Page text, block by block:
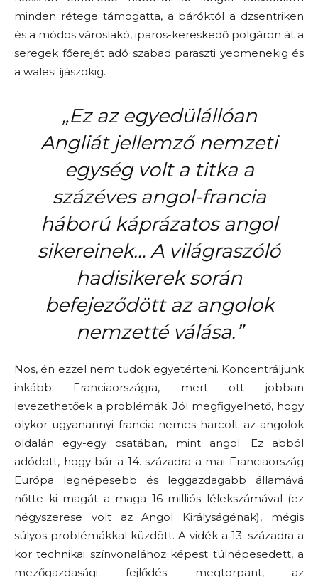
minden rétege támogatta, a báróktól a dzsentriken
és a módos városlakó, iparos-kereskedő polgáron át a
seregek főerejét adó szabad paraszti yeomenekig és
a walesi íjászokig.
„Ez az egyedülállóan
Angliát jellemző nemzeti
egység volt a titka a
százéves angol-francia
háború káprázatos angol
sikereinek… A világraszóló
hadisikerek során
befejeződött az angolok
nemzetté válása.”
Nos, én ezzel nem tudok egyetérteni. Koncentráljunk
inkább Franciaországra, mert ott jobban
levezethetőek a problémák. Jól megfigyelhető, hogy
olykor ugyanannyi francia nemes harcolt az angolok
oldalán egy-egy csatában, mint angol. Ez abból
adódott, hogy bár a 14. századra a mai Franciaország
Európa legnépesebb és leggazdagabb államává
nőtte ki magát a maga 16 milliós lélekszámával (ez
négyszerese volt az Angol Királyságénak), mégis
súlyos problémákkal küzdött. A vidék a 13. századra a
kor technikai színvonalához képest túlnépesedett, a
mezőgazdasági fejlődés megtorpant, az